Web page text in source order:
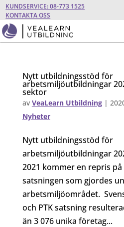
KUNDSERVICE: 08-773 1525
KONTAKTA OSS
Nytt utbildningsstöd för
arbetsmiljöutbildningar
sektor
av VeaLearn Utbildning|
Nyheter
Nytt utbildningsstöd för
arbetsmiljöutbildningar
2021 kommer en repris
satsningen som gjordes
arbetsmiljöområdet.
och PTK satsning
än 3 076 unika företag...